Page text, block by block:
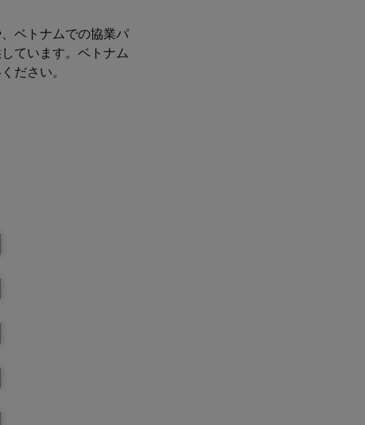
ベトナムでの協業パ
ています。ベトナム
ださい。